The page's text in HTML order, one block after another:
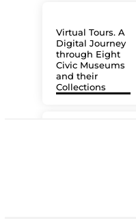
Virtual Tours. A
Digital Journey
through Eight
Civic Museums
and their
Collections